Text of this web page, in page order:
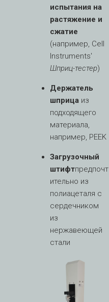
испытания на
растяжение и
сжатие
(например, Cell
Instruments'
Шприц-тестер)
Держатель
шприца из
подходящего
материала,
например, PEEK
Загрузочный
штифтпредпочт
ительно из
полиацеталя с
сердечником
из
нержавеющей
стали